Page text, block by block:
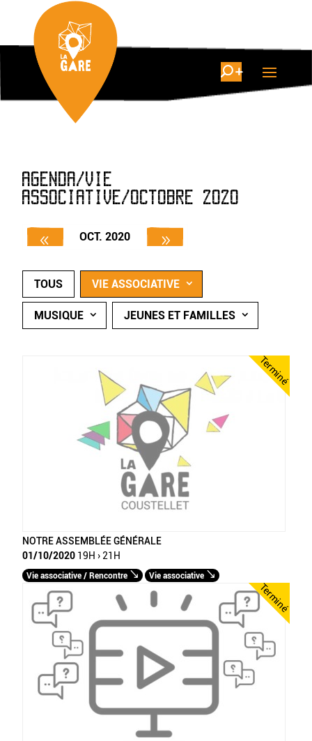
AGENDA/VIE
ASSOCIATIVE/OCTOBRE 2020
OCT. 2020
TOUS VIE ASSOCIATIVE
MUSIQUE JEUNES ET FAMILLES
Terminé
NOTRE ASSEMBLÉE GÉNÉRALE
01/10/2020 19H › 21H
Vie associative / Rencontre Vie associative
Terminé